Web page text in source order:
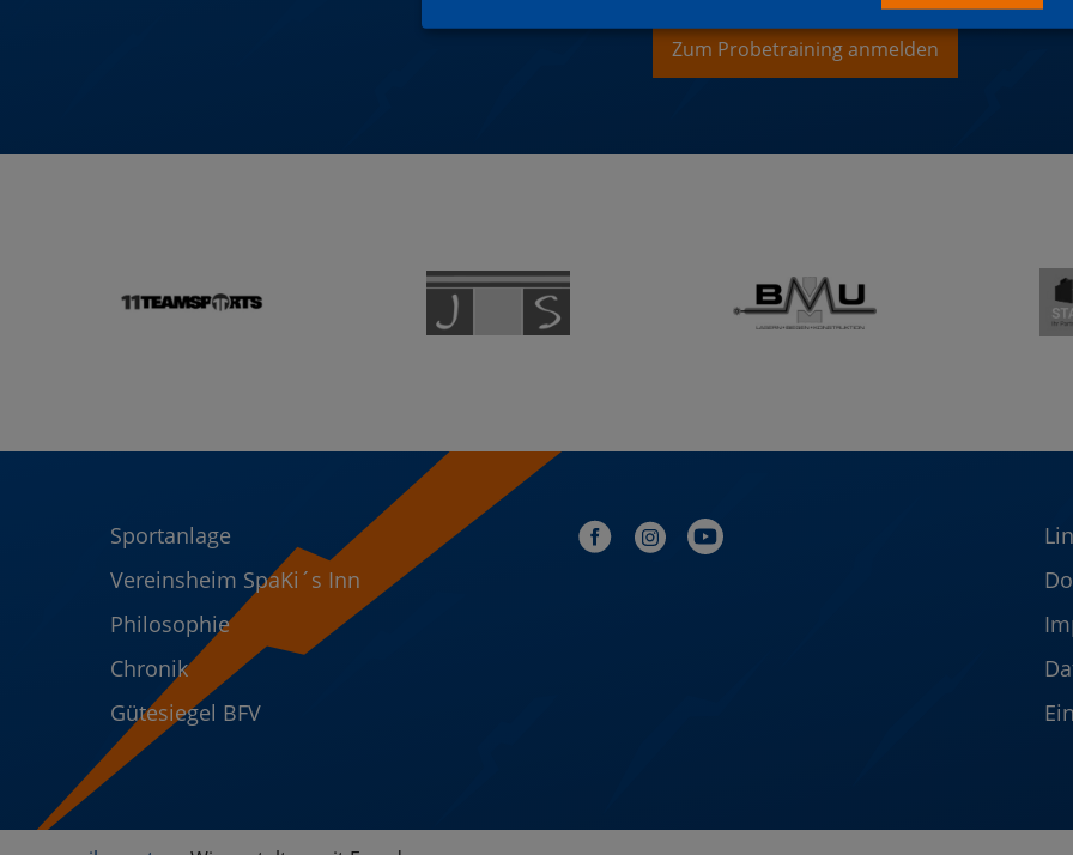
Zum Probetraining anmelden
Sportanlage
Vereinsheim SpaKi´s Inn
Philosophie
Chronik
Gütesiegel BFV